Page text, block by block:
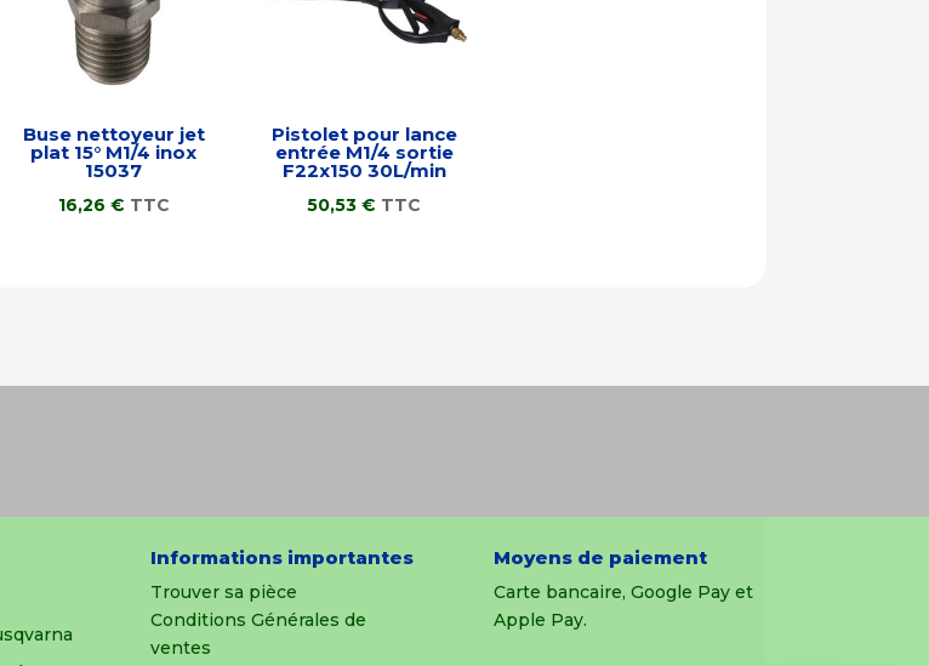
Buse nettoyeur jet
plat 15° M1/4 inox
15037
16,26 € TTC
Pistolet pour lance
entrée M1/4 sortie
F22x150 30L/min
50,53€ TTC
Informations importantes
Trouver sa pièce
Conditions Générales de
ventes
Moyens de paiement
Carte bancaire, Google Pay et
Apple Pay.